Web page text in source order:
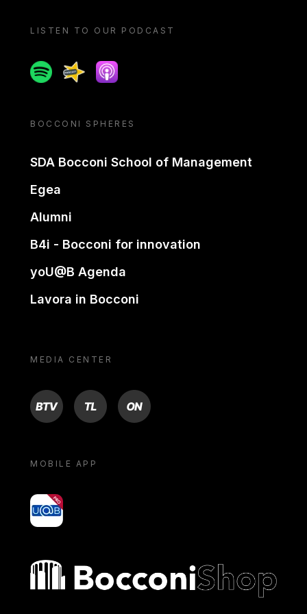
LISTEN TO OUR PODCAST
SpotifySpreakerApple podcast
BOCCONI SPHERES
SDA Bocconi School of Management
Egea
Alumni
B4i - Bocconi for innovation
yoU@B Agenda
Lavora in Bocconi
MEDIA CENTER
BTV TL ON
MOBILE APP
yoU@B
Bocconi shop